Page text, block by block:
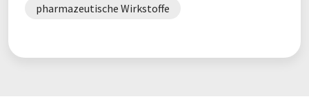
pharmazeutische Wirkstoffe